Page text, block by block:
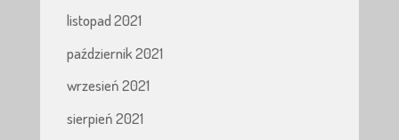
listopad 2021
październik 2021
wrzesień 2021
sierpień 2021